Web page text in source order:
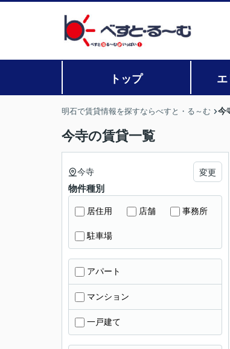
トップ
明石で賃貸情報を探すならべすと・る～む 今
今寺の賃貸一覧
今寺 変更
物件種別
居住用 店舗 事務所
駐車場
アパート
マンション
一戸建て